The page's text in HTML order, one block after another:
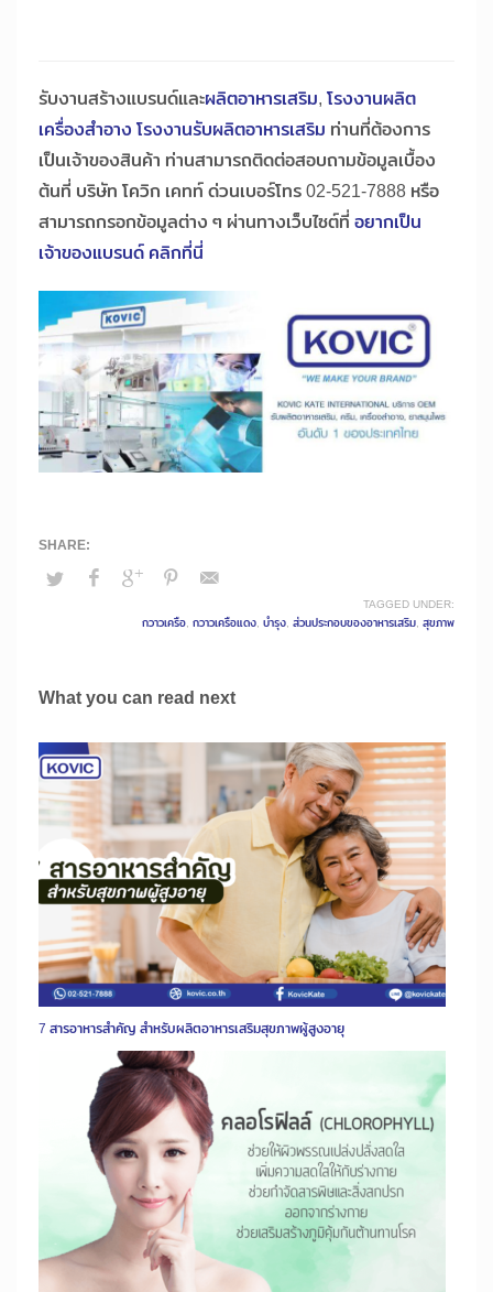
รับงานสร้างแบรนด์และผลิตอาหารเสริม, โรงงานผลิต
เครื่องสำอาง โรงงานรับผลิตอาหารเสริม ท่านที่ต้องการ
เป็นเจ้าของสินค้า ท่านสามารถติดต่อสอบถามข้อมูลเบื้อง
ต้นที่ บริษัท โควิก เคทท์ ด่วนเบอร์โทร 02-521-7888 หรือ
สามารถกรอกข้อมูลต่าง ๆ ผ่านทางเว็บไซต์ที่ อยากเป็น
เจ้าของแบรนด์ คลิกที่นี่
TAGGED UNDER:
กวาวเครือ, กวาวเครือแดง, บำรุง, ส่วนประกอบของอาหารเสริม, สุขภาพ
What you can read next
7 สารอาหารสำคัญ สำหรับผลิตอาหารเสริมสุขภาพผู้สูงอายุ